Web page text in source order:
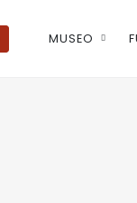
MUSEO